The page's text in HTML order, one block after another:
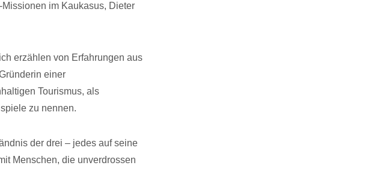
im Kaukasus, Dieter
erzählen von Erfahrungen aus
einer
Tourismus, als
zu nennen.
der drei – jedes auf seine
Menschen, die unverdrossen